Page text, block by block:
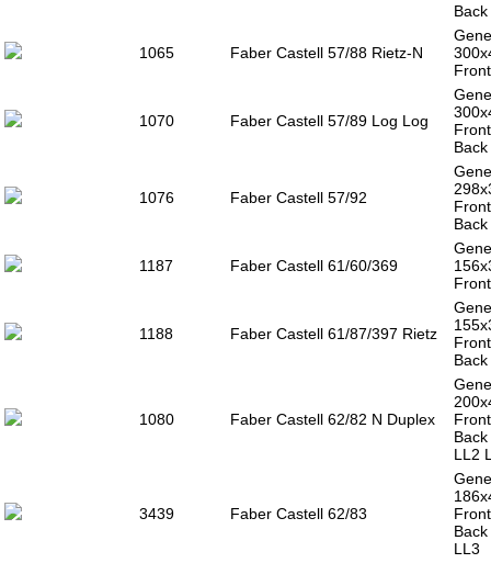
1065 Faber Castell 57/88 Rietz-N
1070 Faber Castell 57/89 Log Log
1076 Faber Castell 57/92
1187 Faber Castell 61/60/369
1188 Faber Castell 61/87/397 Rietz
1080 Faber Castell 62/82 N Duplex
LL2
3439 Faber Castell 62/83
LL3